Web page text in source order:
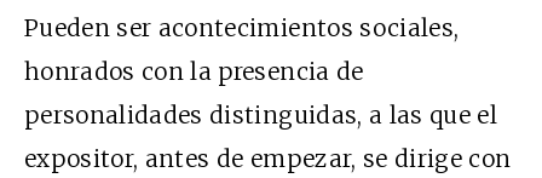
Pueden ser acontecimientos sociales,
honrados con la presencia de
personalidades distinguidas, a las que el
expositor, antes de empezar, se dirige con